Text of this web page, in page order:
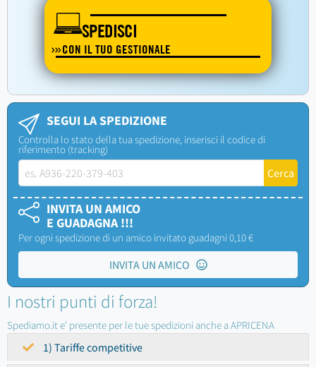
SPEDISCI
CON IL TUO GESTIONALE
SEGUI LA SPEDIZIONE
Controlla lo stato della tua spedizione, inserisci il codice di
riferimento (tracking)
INVITA UN AMICO
E GUADAGNA !!!
Per ogni spedizione di un amico invitato guadagni 0,10 €
INVITA UN AMICO
I nostri punti di forza!
Spediamo.it e' presente per le tue spedizioni anche a APRICENA
1) Tariffe competitive